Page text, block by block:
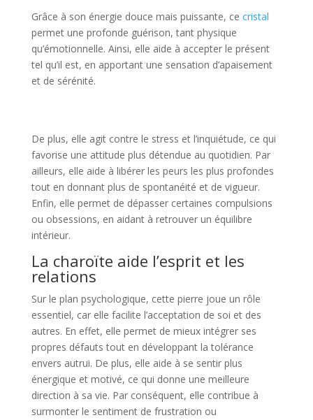
Grâce à son énergie douce mais puissante, ce cristal
permet une profonde guérison, tant physique
qu’émotionnelle. Ainsi, elle aide à accepter le présent
tel qu’il est, en apportant une sensation d’apaisement
et de sérénité.
De plus, elle agit contre le stress et l’inquiétude, ce qui
favorise une attitude plus détendue au quotidien. Par
ailleurs, elle aide à libérer les peurs les plus profondes
tout en donnant plus de spontanéité et de vigueur.
Enfin, elle permet de dépasser certaines compulsions
ou obsessions, en aidant à retrouver un équilibre
intérieur.
La charoïte aide l’esprit et les
relations
Sur le plan psychologique, cette pierre joue un rôle
essentiel, car elle facilite l’acceptation de soi et des
autres. En effet, elle permet de mieux intégrer ses
propres défauts tout en développant la tolérance
envers autrui. De plus, elle aide à se sentir plus
énergique et motivé, ce qui donne une meilleure
direction à sa vie. Par conséquent, elle contribue à
surmonter le sentiment de frustration ou